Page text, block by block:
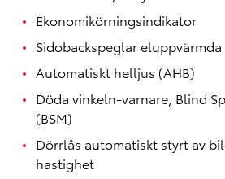
Ekonomikörningsindikator
Sidobackspeglar eluppvärmda
Automatiskt helljus (AHB)
Döda vinkeln-varnare, Blind
(BSM)
Dörrlås automatiskt styrt av
hastighet